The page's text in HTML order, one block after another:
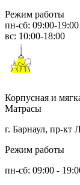
Режим работы
пн-сб: 09:00-19:00
вс: 10:00-18:00
Корпусная и
Матрасы
г. Барнаул, пр-кт
Режим работы
пн-сб: 09:00 -